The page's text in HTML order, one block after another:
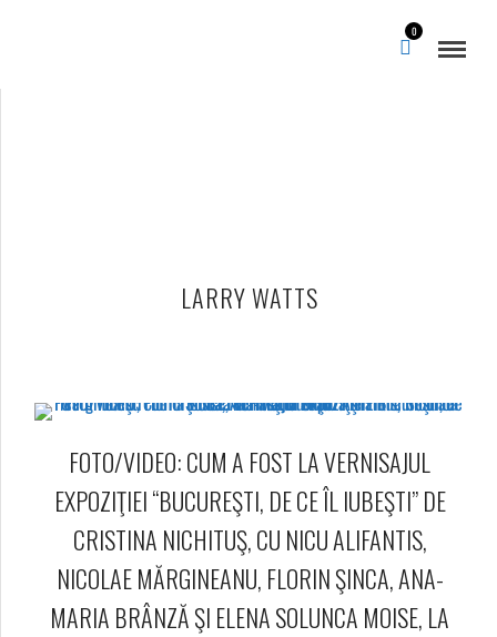
0
LARRY WATTS
FOTO/VIDEO: CUM A FOST LA VERNISAJUL
EXPOZIŢIEI “BUCUREŞTI, DE CE ÎL IUBEŞTI” DE
CRISTINA NICHITUŞ, CU NICU ALIFANTIS,
NICOLAE MĂRGINEANU, FLORIN ŞINCA, ANA-
MARIA BRÂNZĂ ŞI ELENA SOLUNCA MOISE, LA